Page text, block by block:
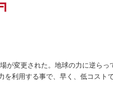
が変更された。地球の力に逆らっ
利用する事で、早く、低コスト